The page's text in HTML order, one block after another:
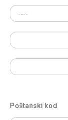
Poštanski kod